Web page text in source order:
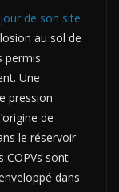
de son site
au sol de
permis
Une
pression
de
le réservoir
COPVs sont
dans